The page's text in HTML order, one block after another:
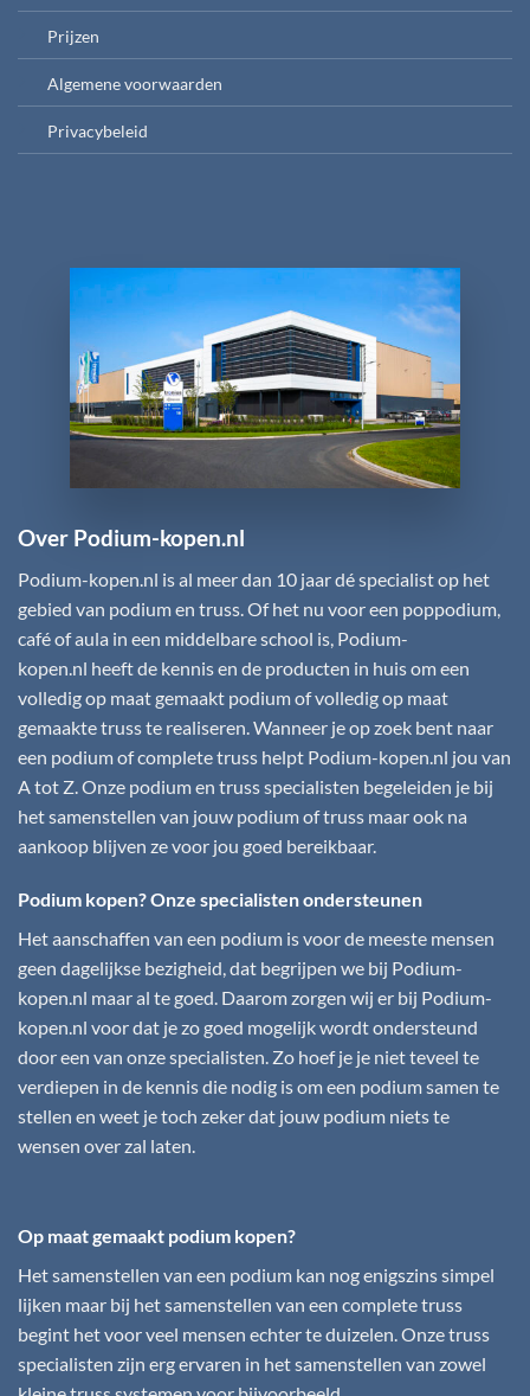
Prijzen
Algemene voorwaarden
Privacybeleid
Over Podium-kopen.nl
Podium-kopen.nl is al meer dan 10 jaar dé specialist op het
gebied van podium en truss. Of het nu voor een poppodium,
café of aula in een middelbare school is, Podium-
kopen.nl heeft de kennis en de producten in huis om een
volledig op maat gemaakt podium of volledig op maat
gemaakte truss te realiseren. Wanneer je op zoek bent naar
een podium of complete truss helpt Podium-kopen.nl jou van
A tot Z. Onze podium en truss specialisten begeleiden je bij
het samenstellen van jouw podium of truss maar ook na
aankoop blijven ze voor jou goed bereikbaar.
Podium kopen? Onze specialisten ondersteunen
Het aanschaffen van een podium is voor de meeste mensen
geen dagelijkse bezigheid, dat begrijpen we bij Podium-
kopen.nl maar al te goed. Daarom zorgen wij er bij Podium-
kopen.nl voor dat je zo goed mogelijk wordt ondersteund
door een van onze specialisten. Zo hoef je je niet teveel te
verdiepen in de kennis die nodig is om een podium samen te
stellen en weet je toch zeker dat jouw podium niets te
wensen over zal laten.
Op maat gemaakt podium kopen?
Het samenstellen van een podium kan nog enigszins simpel
lijken maar bij het samenstellen van een complete truss
begint het voor veel mensen echter te duizelen. Onze truss
specialisten zijn erg ervaren in het samenstellen van zowel